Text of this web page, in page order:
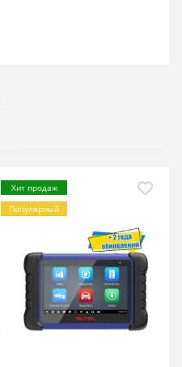
Хит продаж
Популярный